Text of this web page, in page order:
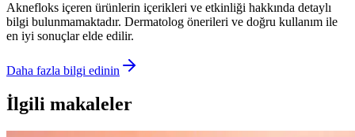
Aknefloks içeren ürünlerin içerikleri ve etkinliği hakkında detaylı
bilgi bulunmamaktadır. Dermatolog önerileri ve doğru kullanım ile
en iyi sonuçlar elde edilir.
Daha fazla bilgi edinin
İlgili makaleler